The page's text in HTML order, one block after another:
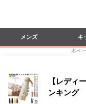
メンズ キ
本ペ
【レディ
ンキング